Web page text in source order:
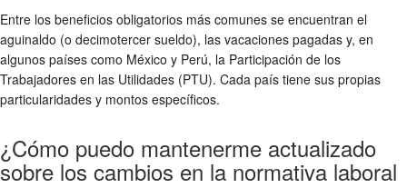
Entre los beneficios obligatorios más comunes se encuentran el
aguinaldo (o decimotercer sueldo), las vacaciones pagadas y, en
algunos países como México y Perú, la Participación de los
Trabajadores en las Utilidades (PTU). Cada país tiene sus propias
particularidades y montos específicos.
¿Cómo puedo mantenerme actualizado
sobre los cambios en la normativa laboral